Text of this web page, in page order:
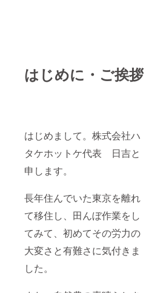
はじめに・ご挨拶
はじめまして。株式会社ハ
タケホットケ代表 日吉と
申します。
長年住んでいた東京を離れ
て移住し、田んぼ作業をし
てみて、初めてその労力の
大変さと有難さに気付きま
した。